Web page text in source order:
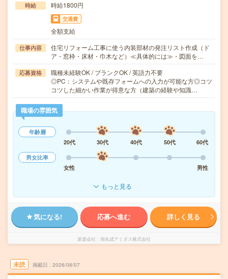
時給 時給1800円
交通費
全額支給
仕事内容
住宅リフォーム工事に使う内装部材の発注リスト作成（ド
ア・窓枠・床材・巾木など）≪具体的には≫・図面を…
応募資格
職種未経験OK / ブランクOK / 英語力不要
◎PC：システムや既存フォームへの入力が可能な方◎コツ
コツした細かい作業が得意な方（建築の経験や知識…
職場の雰囲気
年齢層
20代
30代 40代 50代
60代
男女比率
女性
男性
もっと見る
気になる! 応募へ進む 詳しく見る
派遣会社 旭化成アミダス株式会社
未読 掲載日 2026/08/07